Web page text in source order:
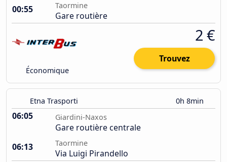
00:55
Taormine
Gare routière
Économique
2 €
Trouvez
Etna Trasporti 0h 8min
06:05 Giardini-Naxos
Gare routière centrale
06:13
Taormine
Via Luigi Pirandello